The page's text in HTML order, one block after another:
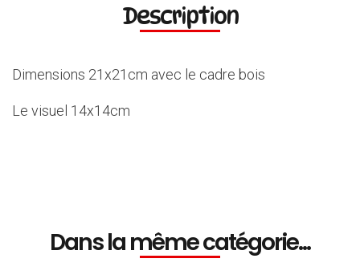
Description
Dimensions 21x21cm avec le cadre bois
Le visuel 14x14cm
Dans la même catégorie...